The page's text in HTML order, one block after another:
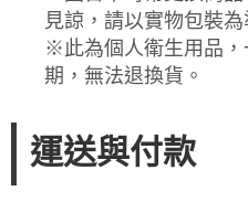
見諒，請以實物包裝為
※此為個人衛生用品
期，無法退換貨。
運送與付款